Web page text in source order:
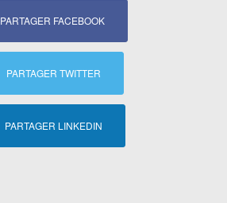
PARTAGER FACEBOOK
PARTAGER TWITTER
PARTAGER LINKEDIN